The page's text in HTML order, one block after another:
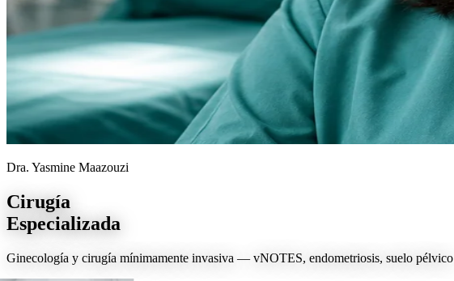
Dra. Yasmine Maazouzi
Cirugía
Especializada
Ginecología y cirugía mínimamente invasiva — vNOTES, endometriosis, suelo pélvico